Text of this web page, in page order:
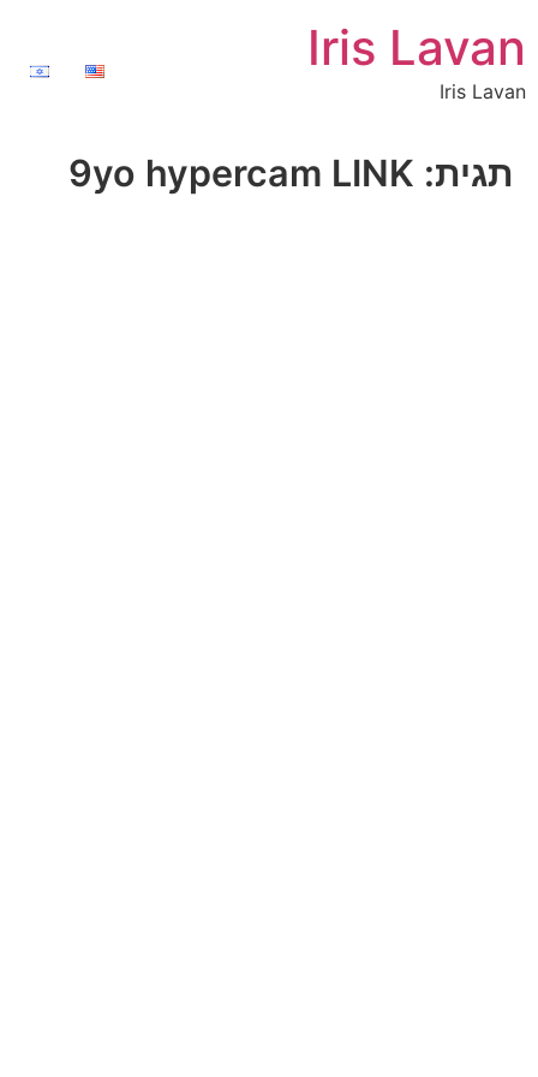
Iris Lavan
Iris Lavan
תגית: 9yo hypercam LINK